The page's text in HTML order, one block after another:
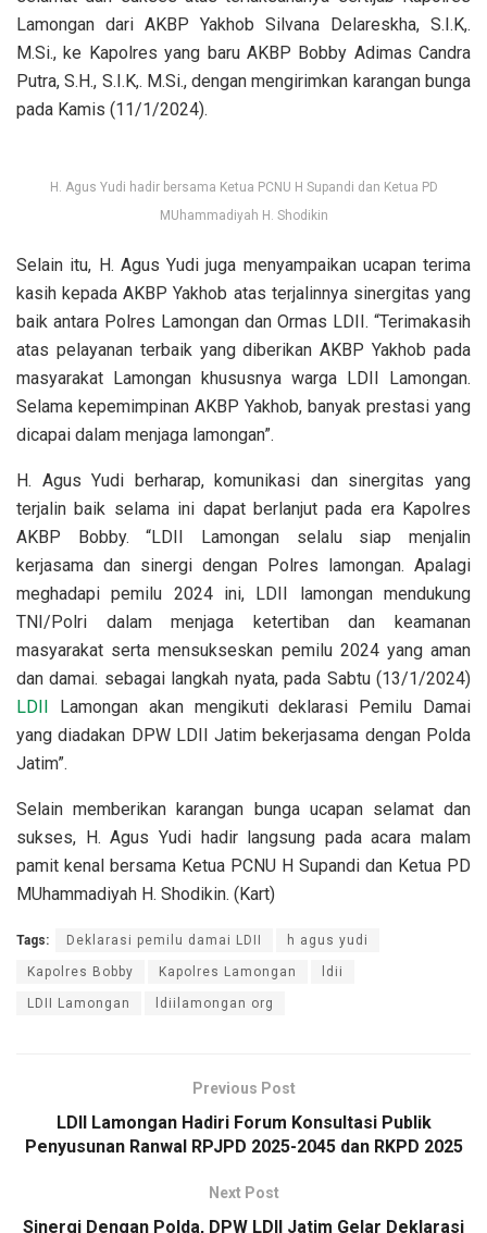
Lamongan dari AKBP Yakhob Silvana Delareskha, S.I.K,.
M.Si., ke Kapolres yang baru AKBP Bobby Adimas Candra
Putra, S.H., S.I.K,. M.Si., dengan mengirimkan karangan bunga
pada Kamis (11/1/2024).
H. Agus Yudi hadir bersama Ketua PCNU H Supandi dan Ketua PD
MUhammadiyah H. Shodikin
Selain itu, H. Agus Yudi juga menyampaikan ucapan terima
kasih kepada AKBP Yakhob atas terjalinnya sinergitas yang
baik antara Polres Lamongan dan Ormas LDII. “Terimakasih
atas pelayanan terbaik yang diberikan AKBP Yakhob pada
masyarakat Lamongan khususnya warga LDII Lamongan.
Selama kepemimpinan AKBP Yakhob, banyak prestasi yang
dicapai dalam menjaga lamongan”.
H. Agus Yudi berharap, komunikasi dan sinergitas yang
terjalin baik selama ini dapat berlanjut pada era Kapolres
AKBP Bobby. “LDII Lamongan selalu siap menjalin
kerjasama dan sinergi dengan Polres lamongan. Apalagi
meghadapi pemilu 2024 ini, LDII lamongan mendukung
TNI/Polri dalam menjaga ketertiban dan keamanan
masyarakat serta mensukseskan pemilu 2024 yang aman
dan damai. sebagai langkah nyata, pada Sabtu (13/1/2024)
LDII Lamongan akan mengikuti deklarasi Pemilu Damai
yang diadakan DPW LDII Jatim bekerjasama dengan Polda
Jatim”.
Selain memberikan karangan bunga ucapan selamat dan
sukses, H. Agus Yudi hadir langsung pada acara malam
pamit kenal bersama Ketua PCNU H Supandi dan Ketua PD
MUhammadiyah H. Shodikin. (Kart)
Tags: Deklarasi pemilu damai LDII h agus yudi
Kapolres Bobby Kapolres Lamongan ldii
LDII Lamongan ldiilamongan org
Previous Post
LDII Lamongan Hadiri Forum Konsultasi Publik
Penyusunan Ranwal RPJPD 2025-2045 dan RKPD 2025
Next Post
Sinergi Dengan Polda, DPW LDII Jatim Gelar Deklarasi